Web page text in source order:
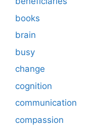
books
brain
busy
change
cognition
communication
compassion